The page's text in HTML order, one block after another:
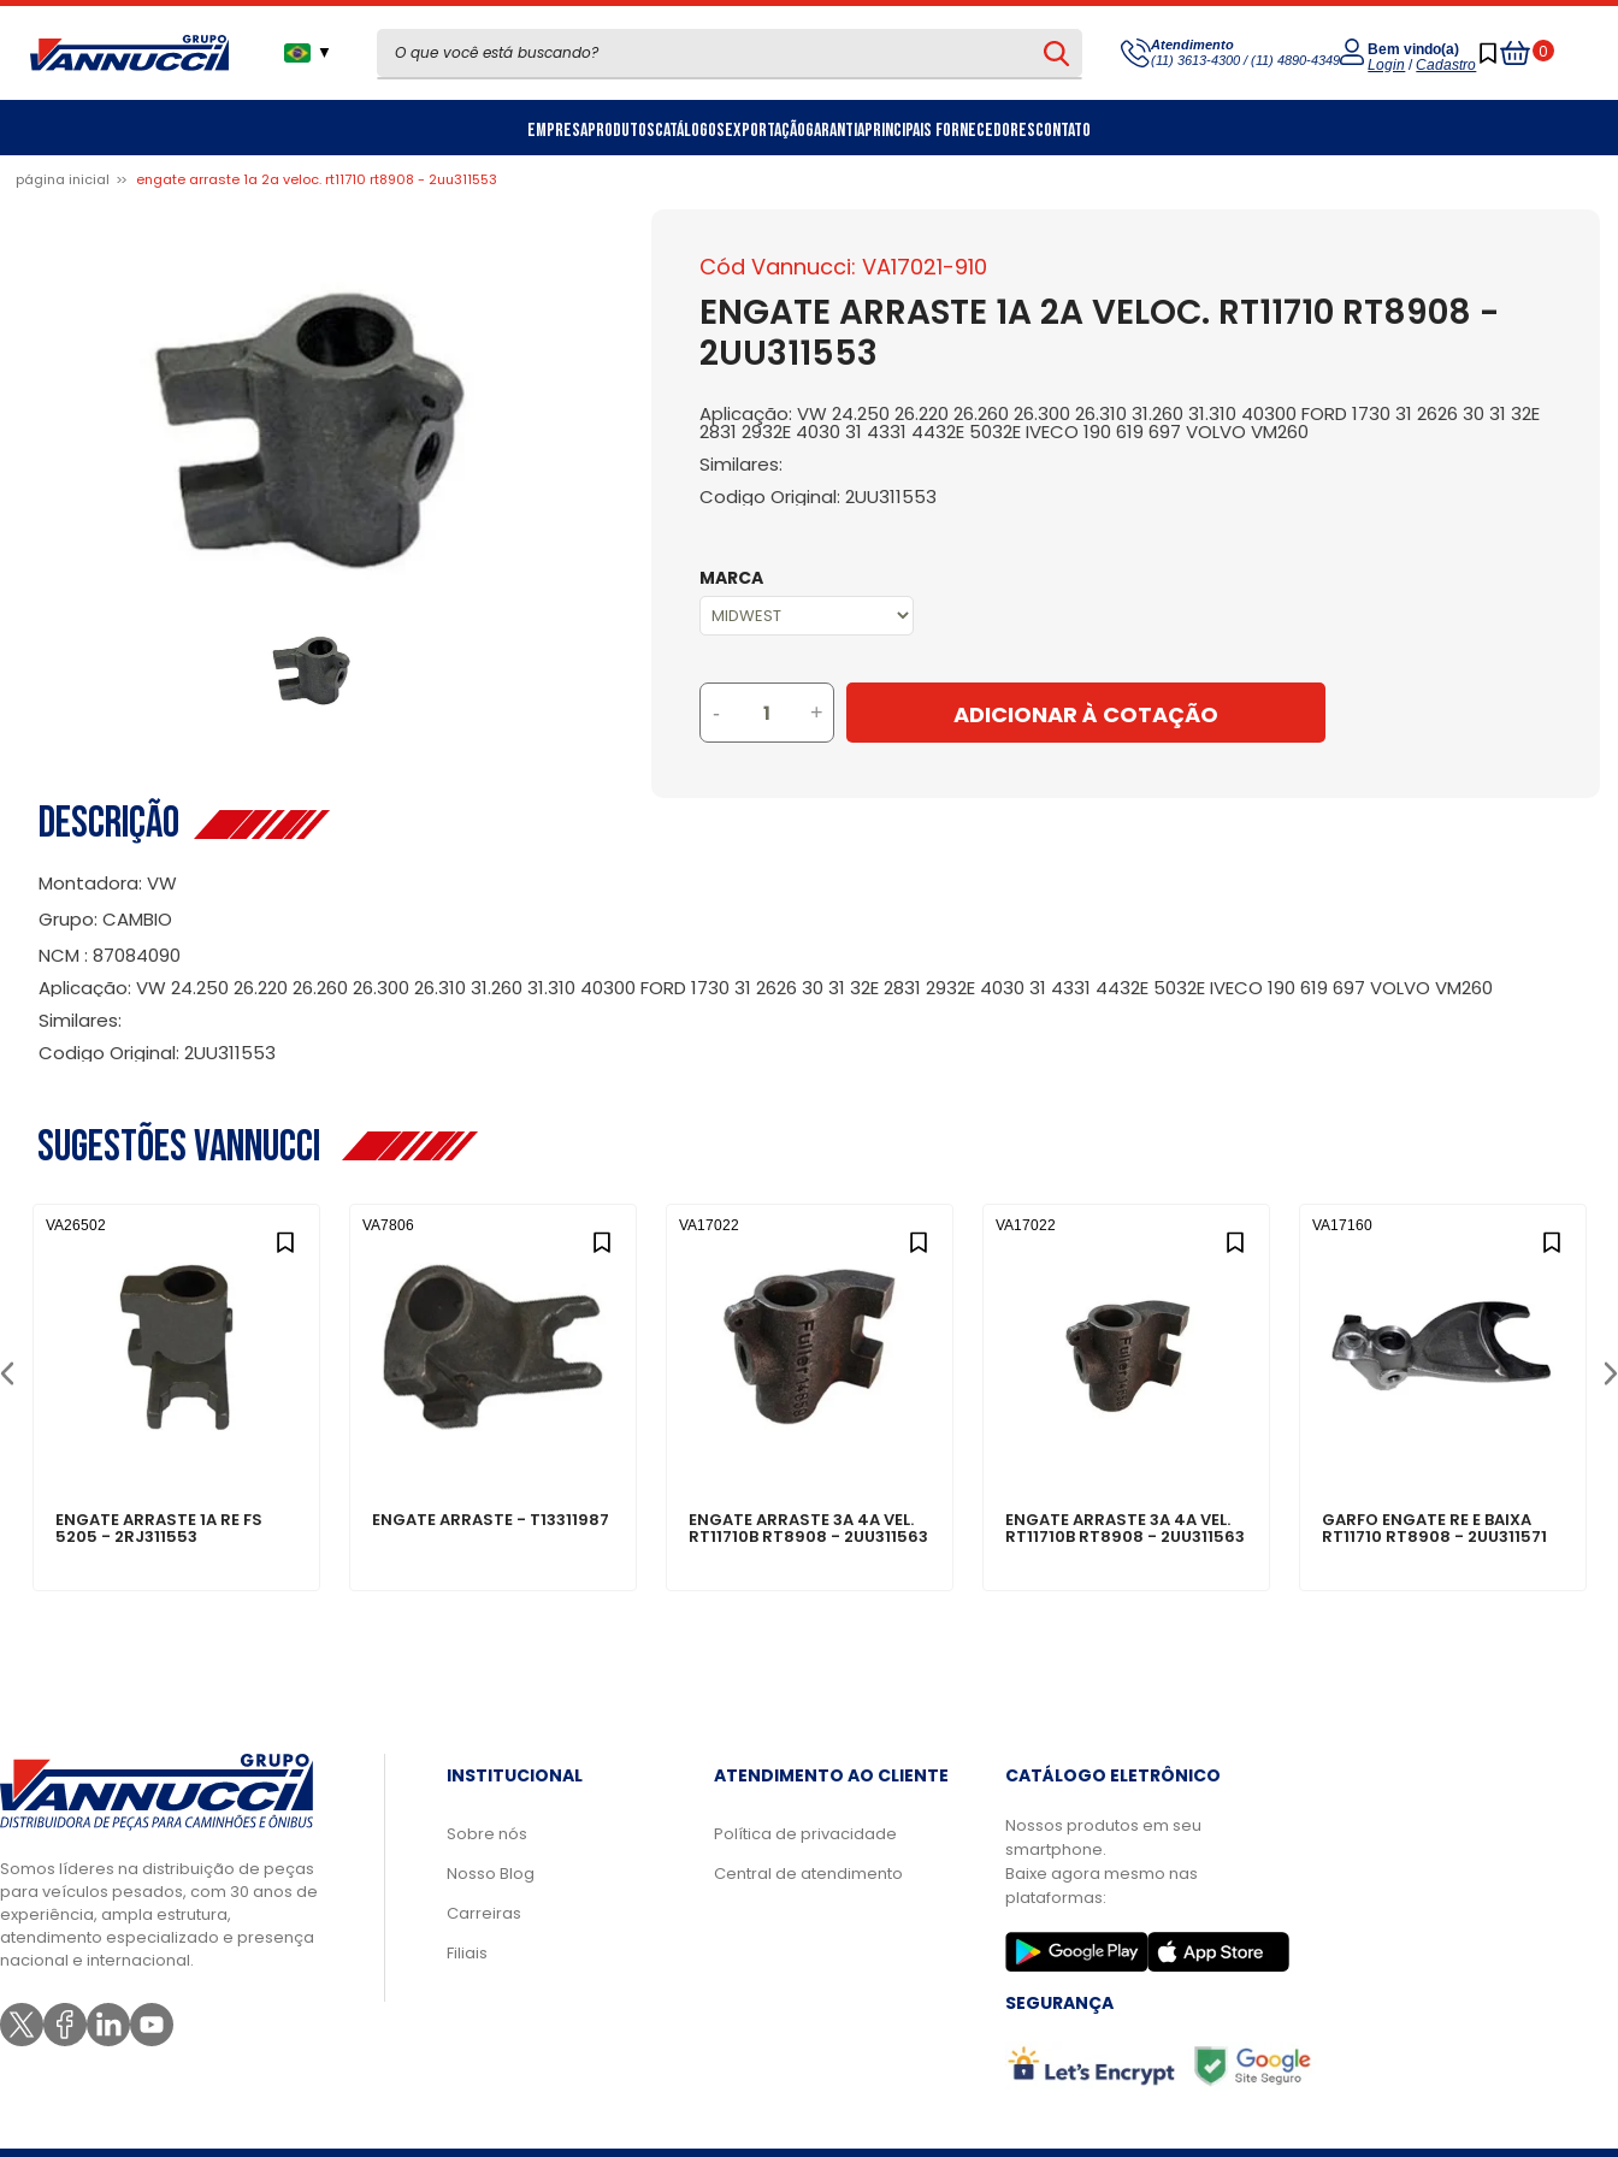
▼
Atendimento
(11) 3613-4300 / (11) 4890-4349
Bem vindo(a)
Login /Cadastro
0
Meu
Carrinho
EmpresaProdutosCatálogosExportaçãoGarantiaPrincipais FornecedoresContato
página inicial engate arraste 1a 2a veloc. rt11710 rt8908 - 2uu311553
Cód Vannucci: VA17021-910
ENGATE ARRASTE 1A 2A VELOC. RT11710 RT8908 -
2UU311553
Aplicação: VW 24.250 26.220 26.260 26.300 26.310 31.260 31.310 40300 FORD 1730 31 2626 30 31 32E
2831 2932E 4030 31 4331 4432E 5032E IVECO 190 619 697 VOLVO VM260
Similares:
Codigo Original: 2UU311553
MARCA
- + ADICIONAR À COTAÇÃO
Descrição
Montadora: VW
Grupo: CAMBIO
NCM : 87084090
Aplicação: VW 24.250 26.220 26.260 26.300 26.310 31.260 31.310 40300 FORD 1730 31 2626 30 31 32E 2831 2932E 4030 31 4331 4432E 5032E IVECO 190 619 697 VOLVO VM260
Similares:
Codigo Original: 2UU311553
Sugestões Vannucci
ENGATE ARRASTE 1A RE FS
5205 - 2RJ311553
VA26502
ENGATE ARRASTE - T13311987
VA7806
ENGATE ARRASTE 3A 4A VEL.
RT11710B RT8908 - 2UU311563
VA17022
ENGATE ARRASTE 3A 4A VEL.
RT11710B RT8908 - 2UU311563
VA17022
GARFO ENGATE RE E BAIXA
RT11710 RT8908 - 2UU311571
VA17160
Somos líderes na distribuição de peças
para veículos pesados, com 30 anos de
experiência, ampla estrutura,
atendimento especializado e presença
nacional e internacional.
INSTITUCIONAL
Sobre nós
Nosso Blog
Carreiras
Filiais
ATENDIMENTO AO CLIENTE
Política de privacidade
Central de atendimento
CATÁLOGO ELETRÔNICO
Nossos produtos em seu
smartphone.
Baixe agora mesmo nas
plataformas:
SEGURANÇA